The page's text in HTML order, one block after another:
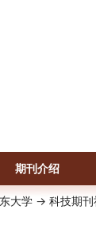
期刊介绍
大学 -> 科技期刊